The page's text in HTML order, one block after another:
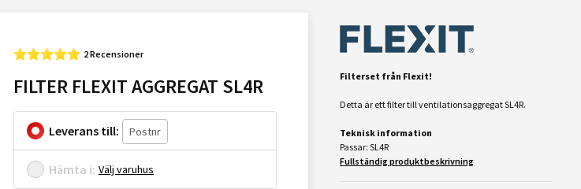
2 Recensioner
FILTER FLEXIT AGGREGAT SL4R
Leverans till:
Hämta i: Välj varuhus
Filterset från Flexit!
Detta är ett filter till ventilationsaggregat SL4R.
Teknisk information
Passar: SL4R
Fullständig produktbeskrivning